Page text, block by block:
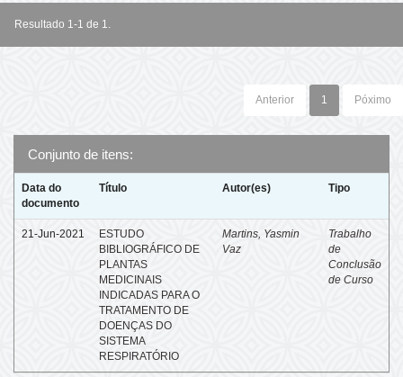
Resultado 1-1 de 1.
Anterior 1 Póximo
Conjunto de itens:
Data do
documento
Título Autor(es) Tipo
21-Jun-2021
ESTUDO
BIBLIOGRÁFICO DE
PLANTAS
MEDICINAIS
INDICADAS PARA O
TRATAMENTO DE
DOENÇAS DO
SISTEMA
RESPIRATÓRIO
Martins, Yasmin
Vaz
Trabalho
de
Conclusão
de Curso